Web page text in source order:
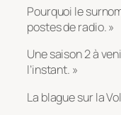
Pourquoi le
postes de radio. »
Une saison 2 à
l’instant. »
La blague sur la